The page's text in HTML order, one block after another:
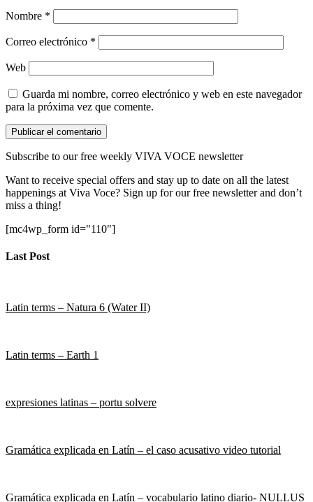
Nombre *
Correo electrónico *
Web
Guarda mi nombre, correo electrónico y web en este navegador
para la próxima vez que comente.
Subscribe to our free weekly VIVA VOCE newsletter
Want to receive special offers and stay up to date on all the latest
happenings at Viva Voce? Sign up for our free newsletter and don’t
miss a thing!
[mc4wp_form id="110"]
Last Post
Latin terms – Natura 6 (Water II)
Latin terms – Earth 1
expresiones latinas – portu solvere
Gramática explicada en Latín – el caso acusativo video tutorial
Gramática explicada en Latín – vocabulario latino diario- NULLUS